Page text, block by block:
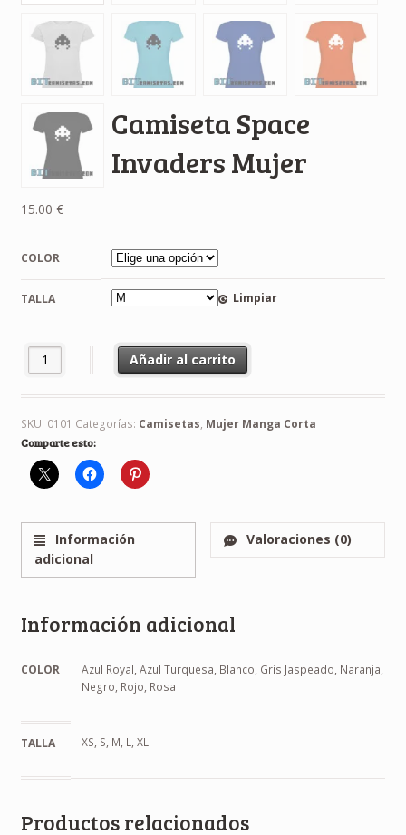
Camiseta Space
Invaders Mujer
15.00 €
COLOR
TALLA Limpiar
Camiseta Space Invaders Mujer cantidad
Añadir al carrito
SKU: 0101 Categorías: Camisetas, Mujer Manga Corta
Comparte esto:
Información
adicional
Valoraciones (0)
Información adicional
COLOR
Azul Royal, Azul Turquesa, Blanco, Gris Jaspeado, Naranja,
Negro, Rojo, Rosa
TALLA XS, S, M, L, XL
Productos relacionados